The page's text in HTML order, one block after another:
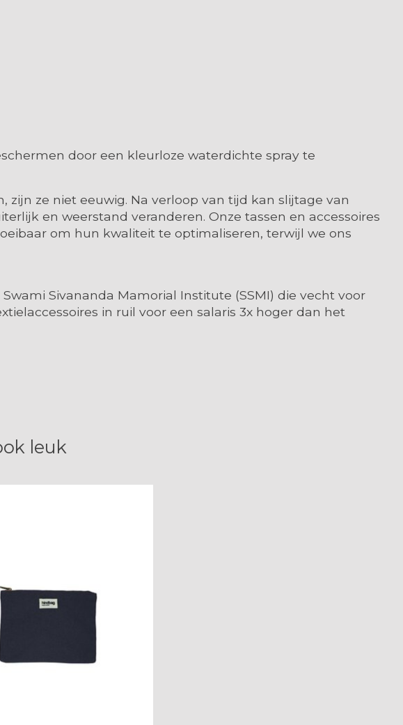
door een kleurloze waterdichte spray te
ze niet eeuwig. Na verloop van tijd kan slijtage van
en weerstand veranderen. Onze tassen en accessoires
om hun kwaliteit te optimaliseren, terwijl we ons
Sivananda Mamorial Institute (SSMI) die vecht voor
in ruil voor een salaris 3x hoger dan het
leuk